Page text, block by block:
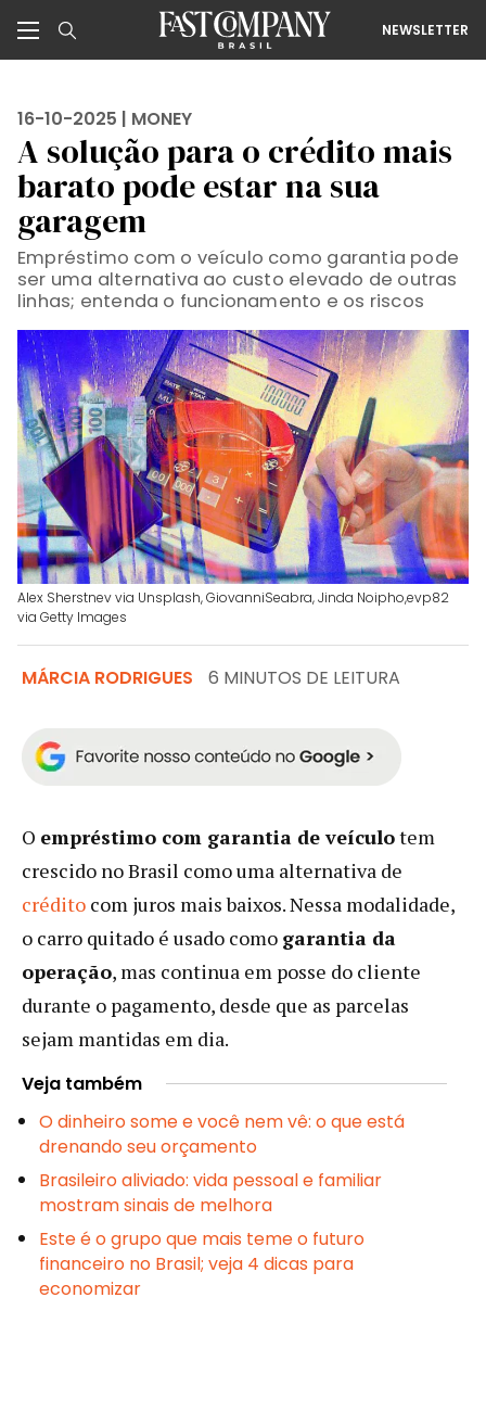
NEWSLETTER
16-10-2025 | MONEY
A solução para o crédito mais
barato pode estar na sua
garagem
Empréstimo com o veículo como garantia pode
ser uma alternativa ao custo elevado de outras
linhas; entenda o funcionamento e os riscos
Alex Sherstnev via Unsplash, GiovanniSeabra, Jinda Noipho,evp82
via Getty Images
MÁRCIA RODRIGUES 6 MINUTOS DE LEITURA
O empréstimo com garantia de veículotem
crescido no Brasil como uma alternativa de
crédito com juros mais baixos. Nessa modalidade,
o carro quitado é usado como garantia da
operação, mas continua em posse do cliente
durante o pagamento, desde que as parcelas
sejam mantidas em dia.
Veja também
O dinheiro some e você nem vê: o que está
drenando seu orçamento
Brasileiro aliviado: vida pessoal e familiar
mostram sinais de melhora
Este é o grupo que mais teme o futuro
financeiro no Brasil; veja 4 dicas para
economizar